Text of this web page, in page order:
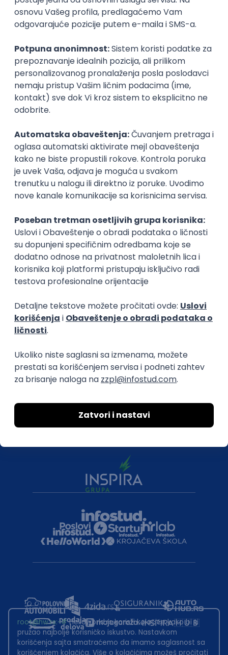
PosaoValjevo, Batch(1 oglas)
Poslovi iz drugih gradova.
MS Dynamics 365 F&O Technical
Consultant
GET - Global Engineering Technologies
3.4
Beograd | Hibrid
SQL Server
REST
ERP Batch Embedded x++
Intermediate
Senior
Okupljamo IT zajednicu, podižemo
transparentnost domaćeg IT tržišta rada i
efikasno spajamo kandidate i poslodavce.
O nama
Za poslodavce
Uslovi korišćenja
Za medije
Kontakt
root@hw.rs:~#Helloworld.rs koristi kolačiće kako bi ti
pružao najbolje korisničko iskustvo. Nastavkom
korišćenja sajta smatraćemo da imamo saglasnost sa
korišćenjem kolačića. Više o kolačićima možeš pročitati